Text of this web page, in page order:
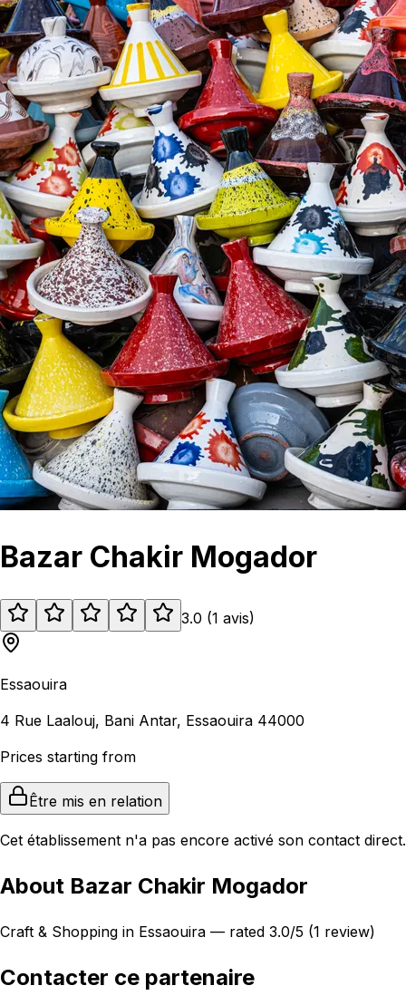
Bazar Chakir Mogador
3.0 (1 avis)
Essaouira
4 Rue Laalouj, Bani Antar, Essaouira 44000
Prices starting from
Être mis en relation
Cet établissement n'a pas encore activé son contact direct.
About Bazar Chakir Mogador
Craft & Shopping in Essaouira — rated 3.0/5 (1 review)
Contacter ce partenaire